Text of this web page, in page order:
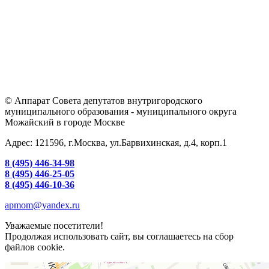
© Аппарат Совета депутатов внутригородского
муниципального образования - муниципального округа
Можайский в городе Москве
Адрес: 121596, г.Москва, ул.Барвихинская, д.4, корп.1
8 (495) 446-34-98
8 (495) 446-25-05
8 (495) 446-10-36
apmom@yandex.ru
Уважаемые посетители!
Продолжая использовать сайт, вы соглашаетесь на сбор
файлов cookie.